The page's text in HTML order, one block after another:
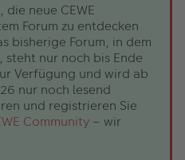
neue CEWE
Forum zu entdecken
bisherige Forum, in dem
nur noch bis Ende
Verfügung und wird ab
nur noch lesend
und registrieren Sie
Community – wir